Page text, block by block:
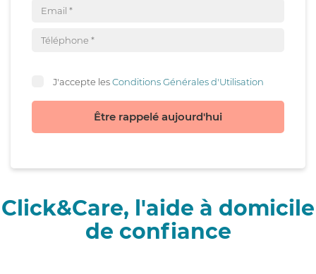
J'accepte lesConditions Générales d'Utilisation
Être rappelé aujourd'hui
Click&Care, l'aide à domicile
de confiance